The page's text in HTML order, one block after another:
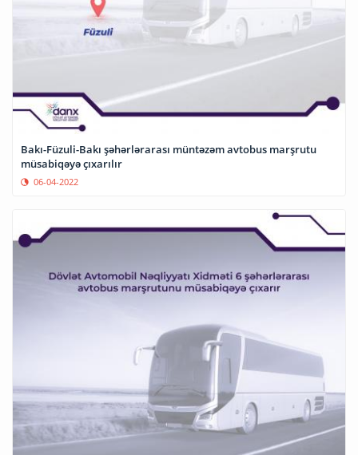
Bakı-Füzuli-Bakı şəhərlərarası müntəzəm avtobus marşrutu
müsabiqəyə çıxarılır
06-04-2022